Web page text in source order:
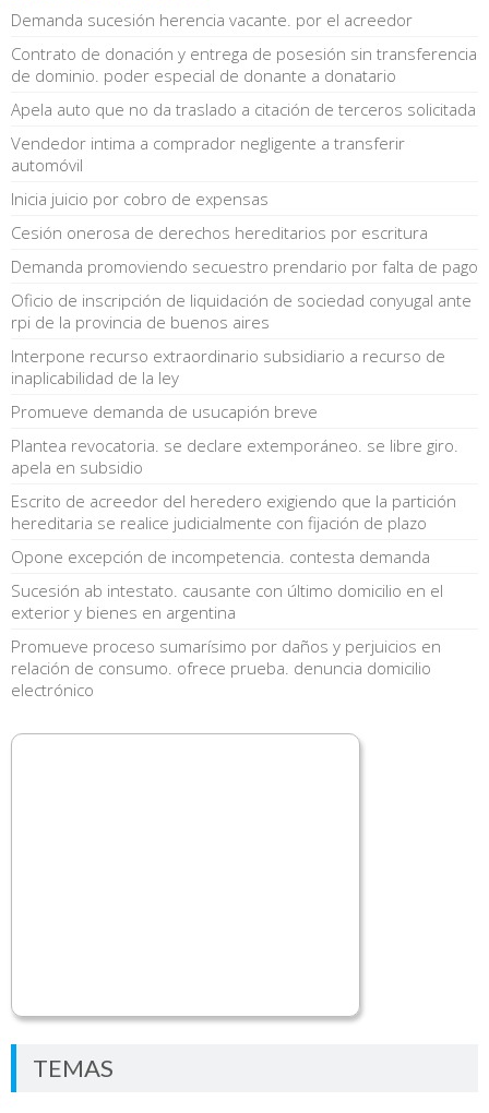
Demanda sucesión herencia vacante. por el acreedor
Contrato de donación y entrega de posesión sin transferencia
de dominio. poder especial de donante a donatario
Apela auto que no da traslado a citación de terceros solicitada
Vendedor intima a comprador negligente a transferir
automóvil
Inicia juicio por cobro de expensas
Cesión onerosa de derechos hereditarios por escritura
Demanda promoviendo secuestro prendario por falta de pago
Oficio de inscripción de liquidación de sociedad conyugal ante
rpi de la provincia de buenos aires
Interpone recurso extraordinario subsidiario a recurso de
inaplicabilidad de la ley
Promueve demanda de usucapión breve
Plantea revocatoria. se declare extemporáneo. se libre giro.
apela en subsidio
Escrito de acreedor del heredero exigiendo que la partición
hereditaria se realice judicialmente con fijación de plazo
Opone excepción de incompetencia. contesta demanda
Sucesión ab intestato. causante con último domicilio en el
exterior y bienes en argentina
Promueve proceso sumarísimo por daños y perjuicios en
relación de consumo. ofrece prueba. denuncia domicilio
electrónico
TEMAS